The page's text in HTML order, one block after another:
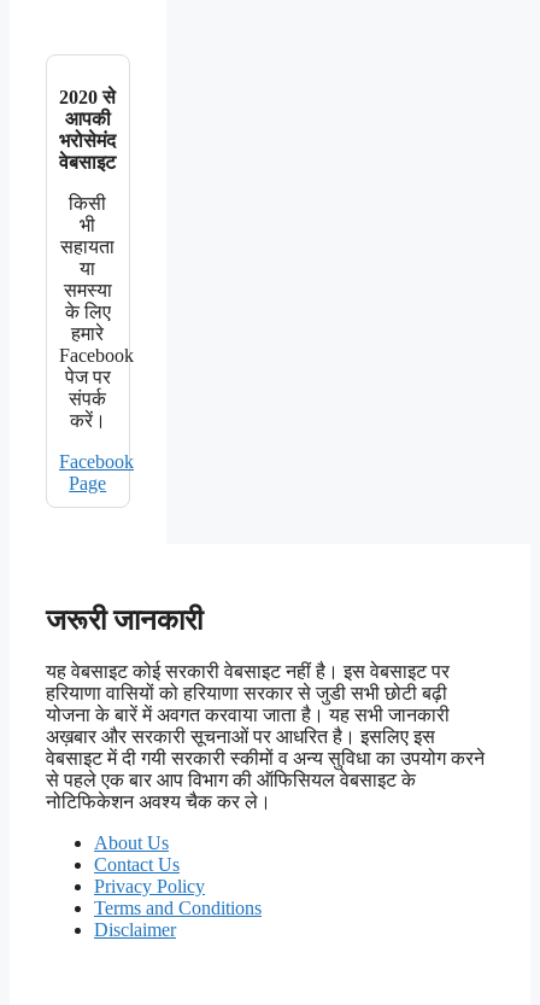
2020 से
आपकी
भरोसेमंद
वेबसाइट
किसी
भी
सहायता
या
समस्या
के लिए
हमारे
Facebook
पेज पर
संपर्क
करें।
Facebook
Page
जरूरी जानकारी
यह वेबसाइट कोई सरकारी वेबसाइट नहीं है। इस वेबसाइट पर
हरियाणा वासियों को हरियाणा सरकार से जुडी सभी छोटी बढ़ी
योजना के बारें में अवगत करवाया जाता है। यह सभी जानकारी
अख़बार और सरकारी सूचनाओं पर आधरित है। इसलिए इस
वेबसाइट में दी गयी सरकारी स्कीमों व अन्य सुविधा का उपयोग करने
से पहले एक बार आप विभाग की ऑफिसियल वेबसाइट के
नोटिफिकेशन अवश्य चैक कर ले।
About Us
Contact Us
Privacy Policy
Terms and Conditions
Disclaimer